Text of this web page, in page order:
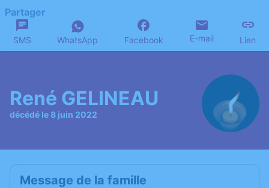
Partager
SMS WhatsApp Facebook E-mail Lien
René GELINEAU
décédé le 8 juin 2022
Message de la famille